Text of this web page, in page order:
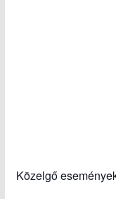
Közelgő